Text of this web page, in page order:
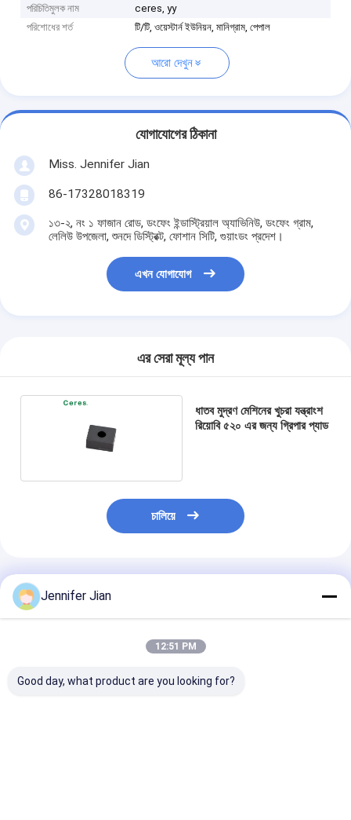
পরিচিতিমুলক নাম
ceres, yy
পরিশোধের শর্ত
টি/টি, ওয়েস্টার্ন ইউনিয়ন, মানিগ্রাম, পেপাল
আরো দেখুন
যোগাযোগের ঠিকানা
Miss. Jennifer Jian
86-17328018319
১৩-২, নং ১ ফাজান রোড, ডংফেং ইন্ডাস্ট্রিয়াল অ্যাভিনিউ, ডংফেং গ্রাম,
লেলিউ উপজেলা, শুনদে ডিস্ট্রিক্ট, ফোশান সিটি, গুয়াংডং প্রদেশ।
এখন যোগাযোগ
এর সেরা মূল্য পান
ধাতব মুদ্রণ মেশিনের খুচরা যন্ত্রাংশ
রিয়োবি ৫২০ এর জন্য গ্রিপার প্যাড
চালিয়ে
প্রস্তাবিত পণ্য
Jennifer Jian
12:51 PM
Good day, what product are you looking for?